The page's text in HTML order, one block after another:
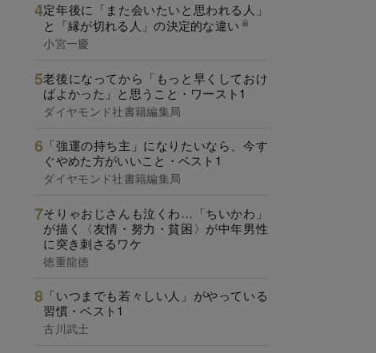
定年後に「また会いたいと思われる人」
と「縁が切れる人」の決定的な違い
小宮一慶
老後になってから「もっと早くしておけ
ばよかった」と思うこと・ワースト1
ダイヤモンド社書籍編集局
「強運の持ち主」になりたいなら、今す
ぐやめた方がいいこと・ベスト1
ダイヤモンド社書籍編集局
そりゃおじさんも泣くわ…「ちいかわ」
が描く〈友情・努力・貧困〉が中年男性
に突き刺さるワケ
徳重龍徳
「いつまでも若々しい人」がやっている
習慣・ベスト1
古川武士